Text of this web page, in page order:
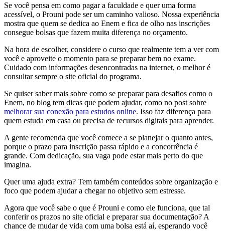
Se você pensa em como pagar a faculdade e quer uma forma
acessível, o Prouni pode ser um caminho valioso. Nossa experiência
mostra que quem se dedica ao Enem e fica de olho nas inscrições
consegue bolsas que fazem muita diferença no orçamento.
Na hora de escolher, considere o curso que realmente tem a ver com
você e aproveite o momento para se preparar bem no exame.
Cuidado com informações desencontradas na internet, o melhor é
consultar sempre o site oficial do programa.
Se quiser saber mais sobre como se preparar para desafios como o
Enem, no blog tem dicas que podem ajudar, como no post sobre
melhorar sua conexão para estudos online. Isso faz diferença para
quem estuda em casa ou precisa de recursos digitais para aprender.
A gente recomenda que você comece a se planejar o quanto antes,
porque o prazo para inscrição passa rápido e a concorrência é
grande. Com dedicação, sua vaga pode estar mais perto do que
imagina.
Quer uma ajuda extra? Tem também conteúdos sobre organização e
foco que podem ajudar a chegar no objetivo sem estresse.
Agora que você sabe o que é Prouni e como ele funciona, que tal
conferir os prazos no site oficial e preparar sua documentação? A
chance de mudar de vida com uma bolsa está aí, esperando você